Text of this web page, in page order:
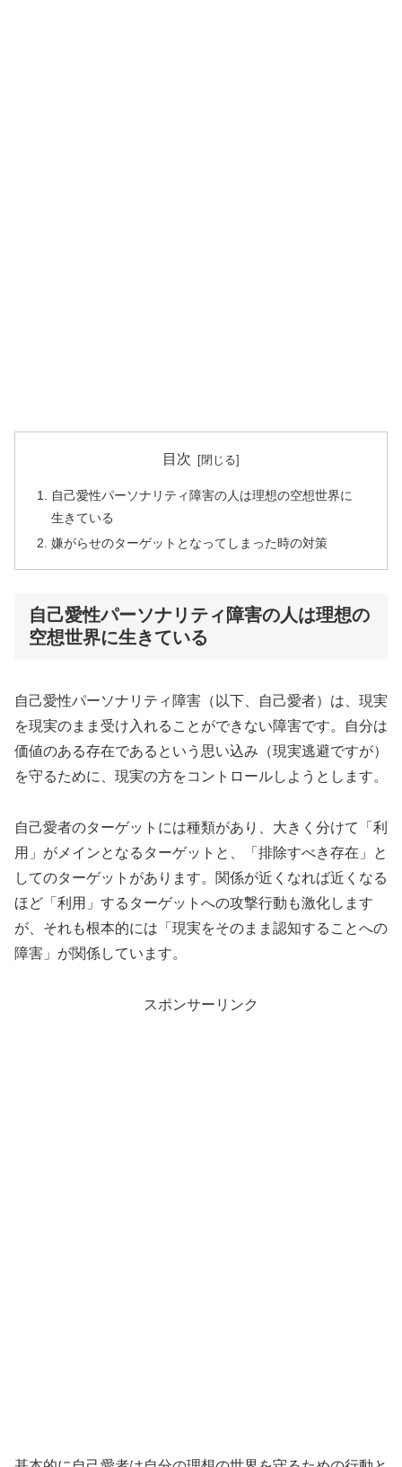
目次
自己愛性パーソナリティ障害の人は理想の空想世界に
生きている
嫌がらせのターゲットとなってしまった時の対策
自己愛性パーソナリティ障害の人は理想の
空想世界に生きている
自己愛性パーソナリティ障害（以下、自己愛者）は、現実
を現実のまま受け入れることができない障害です。自分は
価値のある存在であるという思い込み（現実逃避ですが）
を守るために、現実の方をコントロールしようとします。
自己愛者のターゲットには種類があり、大きく分けて「利
用」がメインとなるターゲットと、「排除すべき存在」と
してのターゲットがあります。関係が近くなれば近くなる
ほど「利用」するターゲットへの攻撃行動も激化します
が、それも根本的には「現実をそのまま認知することへの
障害」が関係しています。
スポンサーリンク